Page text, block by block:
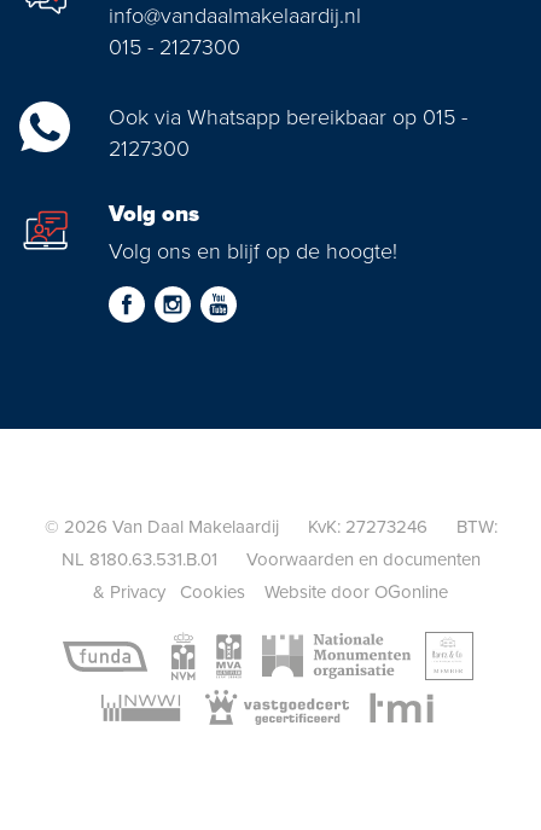
info@vandaalmakelaardij.nl
015 - 2127300
Ook via Whatsapp bereikbaar op 015 -
2127300
Volg ons
Volg ons en blijf op de hoogte!
© 2026 Van Daal Makelaardij KvK: 27273246 BTW:
NL 8180.63.531.B.01 Voorwaarden en documenten
& Privacy Cookies Website door OGonline